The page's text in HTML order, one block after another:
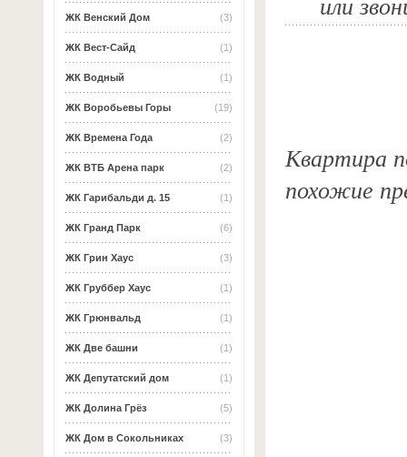
(3)
ЖК Венский Дом
(1)
ЖК Вест-Сайд
(1)
ЖК Водный
(19)
ЖК Воробьевы Горы
(2)
ЖК Времена Года
(2)
ЖК ВТБ Арена парк
(1)
ЖК Гарибальди д. 15
(6)
ЖК Гранд Парк
(3)
ЖК Грин Хаус
(1)
ЖК Груббер Хаус
(1)
ЖК Грюнвальд
(1)
ЖК Две башни
(1)
ЖК Депутатский дом
(5)
ЖК Долина Грёз
(3)
ЖК Дом в Сокольниках
Квартира
похожие